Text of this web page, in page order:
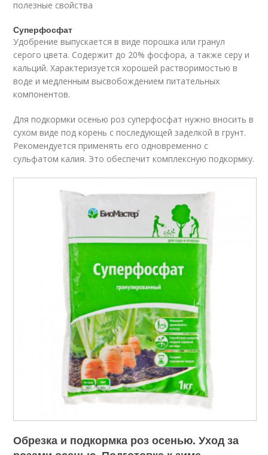
полезные свойства
Суперфосфат
Удобрение выпускается в виде порошка или гранул
серого цвета. Содержит до 20% фосфора, а также серу и
кальций. Характеризуется хорошей растворимостью в
воде и медленным высвобождением питательных
компонентов.
Для подкормки осенью роз суперфосфат нужно вносить в
сухом виде под корень с последующей заделкой в грунт.
Рекомендуется применять его одновременно с
сульфатом калия. Это обеспечит комплексную подкормку.
Обрезка и подкормка роз осенью. Уход за